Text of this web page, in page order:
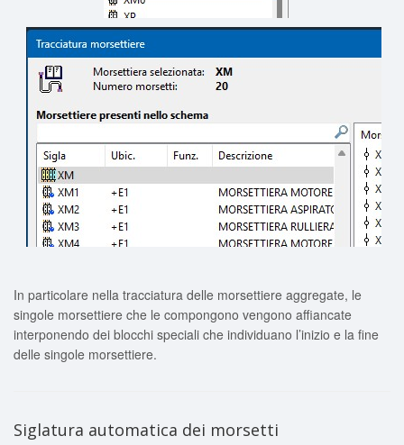
In particolare nella tracciatura delle morsettiere aggregate, le
singole morsettiere che le compongono vengono affiancate
interponendo dei blocchi speciali che individuano l’inizio e la fine
delle singole morsettiere.
Siglatura automatica dei morsetti